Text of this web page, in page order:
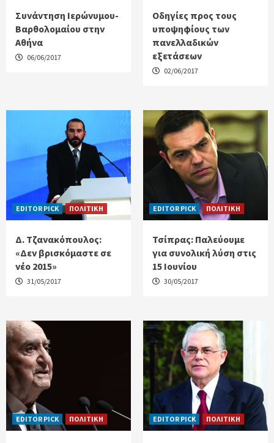
Συνάντηση Ιερώνυμου-
Βαρθολομαίου στην
Αθήνα
06/06/2017
Οδηγίες προς τους
υποψηφίους των
πανελλαδικών
εξετάσεων
02/06/2017
EDITOR PICK ΠΟΛΙΤΙΚΗ
Δ. Τζανακόπουλος:
«Δεν βρισκόμαστε σε
νέο 2015»
31/05/2017
EDITOR PICK ΠΟΛΙΤΙΚΗ
Τσίπρας: Παλεύουμε
για συνολική λύση στις
15 Ιουνίου
30/05/2017
EDITOR PICK ΠΟΛΙΤΙΚΗ EDITOR PICK ΠΟΛΙΤΙΚΗ